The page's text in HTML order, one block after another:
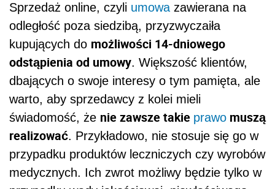
Sprzedaż online, czyli umowa zawierana na
odległość poza siedzibą, przyzwyczaiła
kupujących do możliwości 14-dniowego
odstąpienia od umowy. Większość klientów,
dbających o swoje interesy o tym pamięta, ale
warto, aby sprzedawcy z kolei mieli
świadomość, że nie zawsze takie prawo muszą
realizować. Przykładowo, nie stosuje się go w
przypadku produktów leczniczych czy wyrobów
medycznych. Ich zwrot możliwy będzie tylko w